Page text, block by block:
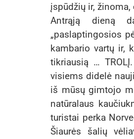
įspūdžių ir,
Antrąją dieną
„paslaptingosios
kambario vartų ir,
tikriausią …
visiems didelė
iš mūsų gimtojo
natūralaus
turistai perka
Šiaurės šalių